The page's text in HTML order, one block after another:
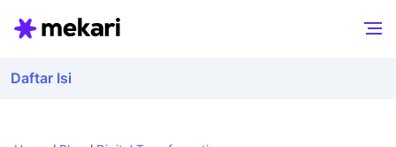
Daftar Isi